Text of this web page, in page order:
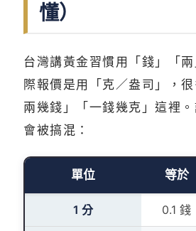
懂）
台灣講黃金習慣用「錢」「
際報價是用「克／盎司」，
兩幾錢」「一錢幾克」這裡
會被搞混：
單位 等於
1 分 0.1 錢